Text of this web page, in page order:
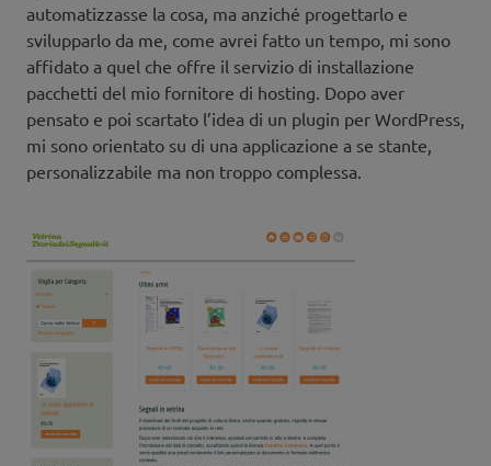
automatizzasse la cosa, ma anziché progettarlo e
svilupparlo da me, come avrei fatto un tempo, mi sono
affidato a quel che offre il servizio di installazione
pacchetti del mio fornitore di hosting. Dopo aver
pensato e poi scartato l’idea di un plugin per WordPress,
mi sono orientato su di una applicazione a se stante,
personalizzabile ma non troppo complessa.